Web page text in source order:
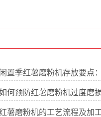
闲置季红薯磨粉机存放要点
何预防红薯磨粉机过度磨损
薯磨粉机的工艺流程及加